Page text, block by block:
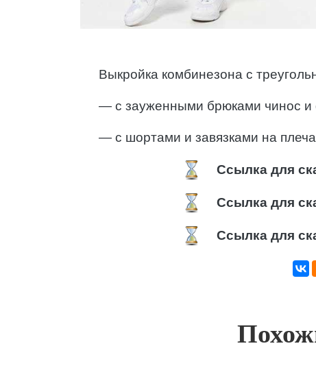
Выкройка комбинезона с
— с зауженными брюками чинос
— с шортами и завязками на
Ссылка для
Ссылка для
Ссылка для